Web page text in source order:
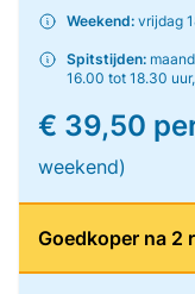
Weekend: vrijdag
Spitstijden:
16.00 tot 18.30
€ 39,50
weekend)
Goedkoper na 2